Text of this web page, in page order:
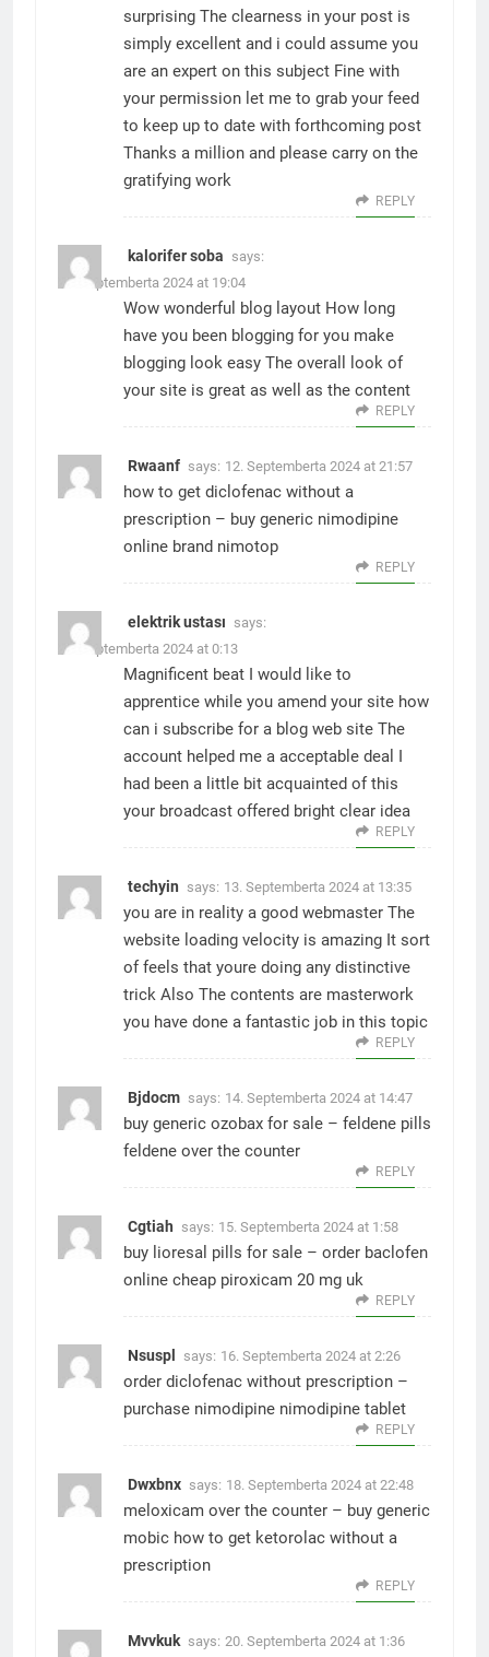
surprising The clearness in your post is
simply excellent and i could assume you
are an expert on this subject Fine with
your permission let me to grab your feed
to keep up to date with forthcoming post
Thanks a million and please carry on the
gratifying work
REPLY
kalorifer soba says:
12. Septemberta 2024 at 19:04
Wow wonderful blog layout How long
have you been blogging for you make
blogging look easy The overall look of
your site is great as well as the content
REPLY
Rwaanf says: 12. Septemberta 2024 at 21:57
how to get diclofenac without a
prescription – buy generic nimodipine
online brand nimotop
REPLY
elektrik ustası says:
13. Septemberta 2024 at 0:13
Magnificent beat I would like to
apprentice while you amend your site how
can i subscribe for a blog web site The
account helped me a acceptable deal I
had been a little bit acquainted of this
your broadcast offered bright clear idea
REPLY
techyin says: 13. Septemberta 2024 at 13:35
you are in reality a good webmaster The
website loading velocity is amazing It sort
of feels that youre doing any distinctive
trick Also The contents are masterwork
you have done a fantastic job in this topic
REPLY
Bjdocm says: 14. Septemberta 2024 at 14:47
buy generic ozobax for sale – feldene pills
feldene over the counter
REPLY
Cgtiah says: 15. Septemberta 2024 at 1:58
buy lioresal pills for sale – order baclofen
online cheap piroxicam 20 mg uk
REPLY
Nsuspl says: 16. Septemberta 2024 at 2:26
order diclofenac without prescription –
purchase nimodipine nimodipine tablet
REPLY
Dwxbnx says: 18. Septemberta 2024 at 22:48
meloxicam over the counter – buy generic
mobic how to get ketorolac without a
prescription
REPLY
Mvvkuk says: 20. Septemberta 2024 at 1:36